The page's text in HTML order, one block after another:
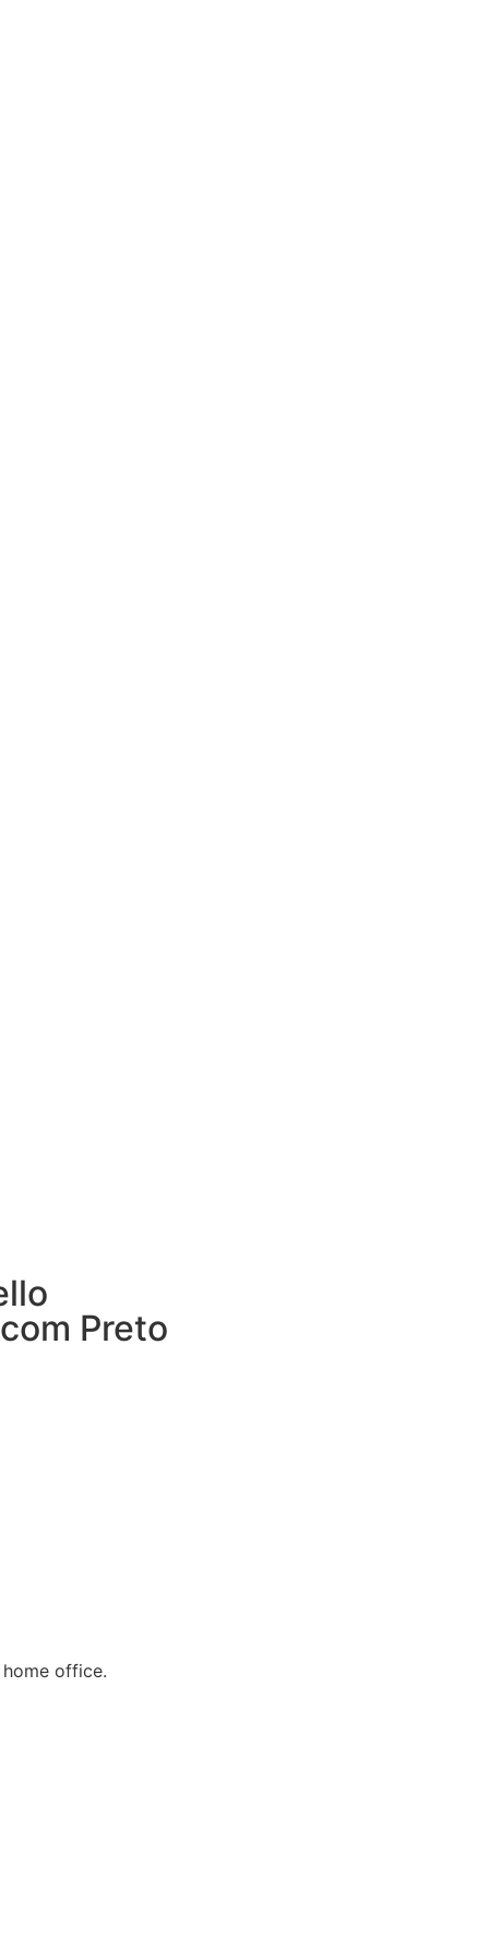
Preto
office.